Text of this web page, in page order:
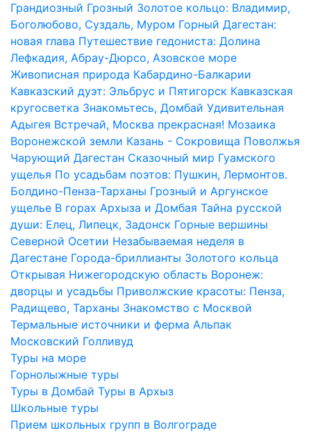
Грандиозный Грозный Золотое кольцо: Владимир,
Боголюбово, Суздаль, Муром Горный Дагестан:
новая глава Путешествие гедониста: Долина
Лефкадия, Абрау-Дюрсо, Азовское море
Живописная природа Кабардино-Балкарии
Кавказский дуэт: Эльбрус и Пятигорск Кавказская
кругосветка Знакомьтесь, Домбай Удивительная
Адыгея Встречай, Москва прекрасная! Мозаика
Воронежской земли Казань - Сокровища Поволжья
Чарующий Дагестан Сказочный мир Гуамского
ущелья По усадьбам поэтов: Пушкин, Лермонтов.
Болдино-Пенза-Тарханы Грозный и Аргунское
ущелье В горах Архыза и Домбая Тайна русской
души: Елец, Липецк, Задонск Горные вершины
Северной Осетии Незабываемая неделя в
Дагестане Города-бриллианты Золотого кольца
Открывая Нижегородскую область Воронеж:
дворцы и усадьбы Приволжские красоты: Пенза,
Радищево, Тарханы Знакомство с Москвой
Термальные источники и ферма Альпак
Московский Голливуд
Туры на море
Горнолыжные туры
Туры в Домбай Туры в Архыз
Школьные туры
Прием школьных групп в Волгограде